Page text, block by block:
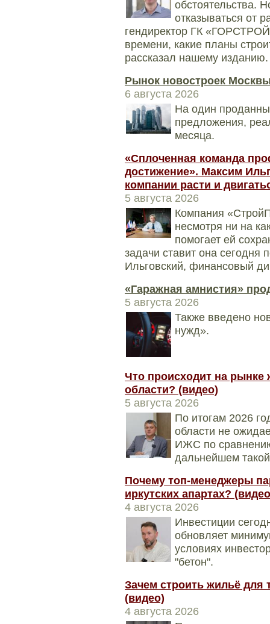
обстоятельства.
отказываться от
гендиректор ГК
времени, какие планы
рассказал нашему изданию.
Рынок новостроек
6 августа 2026
На один
предложения,
месяца.
«Сплоченная команда
достижение». Максим
компании расти и
5 августа 2026
Компания
несмотря ни на
помогает ей
задачи ставит она сегодня
Ильговский, финансовый
«Гаражная амнистия»
5 августа 2026
Также введено
нужд».
Что происходит на рынке
области? (видео)
5 августа 2026
По итогам 2026
области не
ИЖС по
дальнейшем
Почему топ-менеджеры
иркутских апартах?
4 августа 2026
Инвестиции
обновляет
условиях
"бетон".
Зачем строить жильё для
(видео)
4 августа 2026